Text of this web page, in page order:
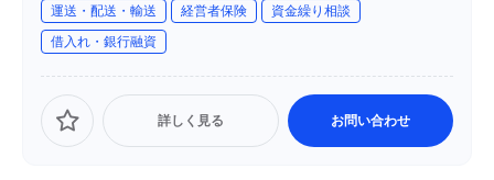
運送・配送・輸送 経営者保険
資金繰り相談
借入れ・銀行融資
詳しく見る お問い合わせ